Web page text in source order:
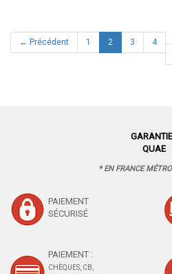
← Précédent 1 2 (current)
3
4
QUAE
* EN FRANCE
PAIEMENT
SÉCURISÉ
PAIEMENT :
CHÈQUES, CB,